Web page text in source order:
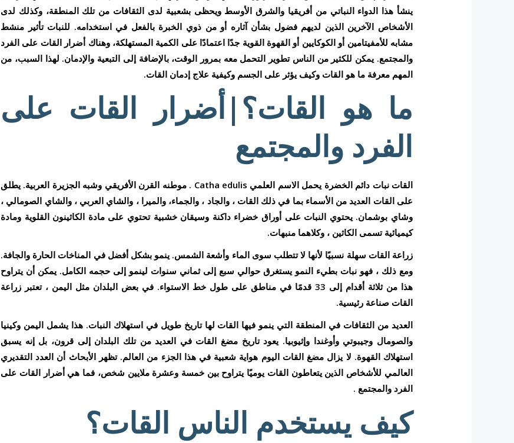
ينشأ هذا الدواء النباتي من أفريقيا والشرق الأوسط ويحظى بشعبية لدى الثقافات من تلك المنطقة، وكذلك لدى
الأشخاص الآخرين الذين لديهم فضول بشأن آثاره أو من ذوي الخبرة بالفعل في استخدامه. للنبات تأثير منشط
مشابه للأمفيتامين أو الكوكايين أو القهوة القوية جدًا اعتمادًا على الكمية المستهلكة، وهناك أضرار القات على الفرد
والمجتمع. يمكن للكثير من الناس تطوير التحمل معه بمرور الوقت، بالإضافة إلى التبعية والإدمان. لهذا السبب، من
المهم معرفة ما هو القات وكيف يؤثر على الجسم وكيفية علاج إدمان القات.
ما هو القات؟|أضرار القات على
الفرد والمجتمع
القات نبات دائم الخضرة يحمل الاسم العلمي Catha edulis . موطنه القرن الأفريقي وشبه الجزيرة العربية. يطلق
على القات العديد من الأسماء بما في ذلك القات ، والجاد ، والجماء، والميرا ، والشاي العربي ، والشاي الصومالي ،
وشاي بوشمان. يحتوي النبات على أوراق خضراء داكنة وسيقان خشبية تحتوي على مادة الكاثينون القلوية ومادة
كيميائية تسمى الكاثين ، وكلاهما منبهات.
زراعة القات سهلة نسبيًا لأنها لا تتطلب سوى الماء وأشعة الشمس. ينمو بشكل أفضل في المناخات الحارة والجافة.
ومع ذلك ، فهو نبات بطيء النمو يستغرق حوالي سبع إلى ثماني سنوات لينمو إلى حجمه الكامل. يمكن أن يتراوح
هذا من ثلاثة أقدام إلى 33 قدمًا في مناطق على طول خط الاستواء. في بعض البلدان مثل اليمن ، تعتبر زراعة
القات صناعة رئيسية.
العديد من الثقافات في المنطقة التي ينمو فيها القات لها تاريخ طويل في استهلاك النبات. هذا يشمل اليمن وكينيا
والصومال وجيبوتي وأوغندا وإثيوبيا. يعود تاريخ مضغ القات في العديد من تلك البلدان إلى قرون، بل إنه يسبق
استهلاك القهوة. لا يزال مضغ القات اليوم هواية شعبية في هذا الجزء من العالم. تظهر الأبحاث أن العدد التقديري
العالمي للأشخاص الذين يتعاطون القات يوميًا يتراوح بين خمسة وعشرة ملايين شخص، فما هي أضرار القات على
الفرد والمجتمع .
كيف يستخدم الناس القات؟